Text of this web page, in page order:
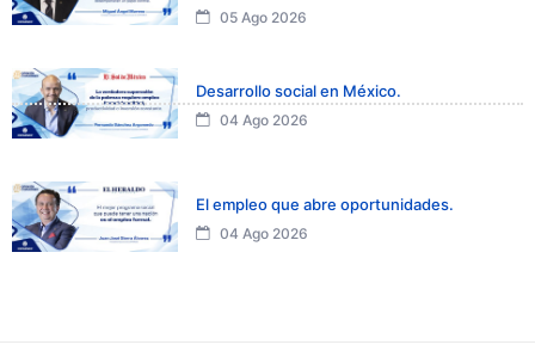
05 Ago 2026
Desarrollo social en México.
04 Ago 2026
El empleo que abre oportunidades.
04 Ago 2026